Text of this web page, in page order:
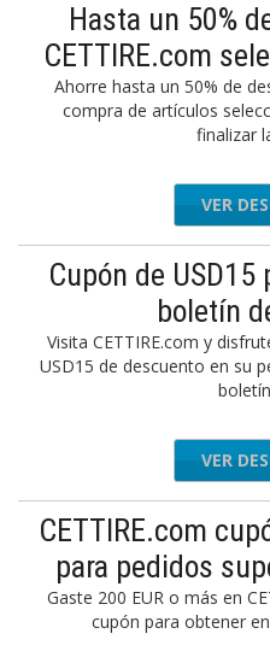
Hasta un 50%
CETTIRE.com
Ahorre hasta un 50% de
compra de artículos
finalizar
VER
Cupón de USD15
boletín
Visita CETTIRE.com y
USD15 de descuento en su
VER
CETTIRE.com
para pedidos
Gaste 200 EUR o más en
cupón para obtener